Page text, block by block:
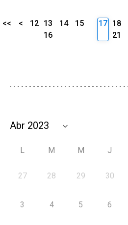
<< < 12 13 14
15
16
17 18
21
L M M J
27 28 29 30
3 4 5 6